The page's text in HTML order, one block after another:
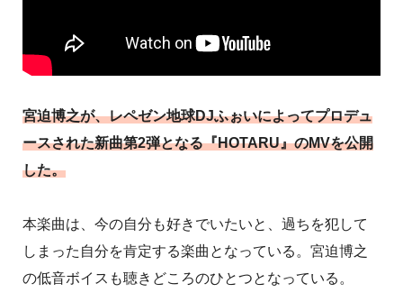
宮迫博之が、レペゼン地球DJふぉいによってプロデュ
ースされた新曲第2弾となる『HOTARU』のMVを公開
した。
本楽曲は、今の自分も好きでいたいと、過ちを犯して
しまった自分を肯定する楽曲となっている。宮迫博之
の低音ボイスも聴きどころのひとつとなっている。